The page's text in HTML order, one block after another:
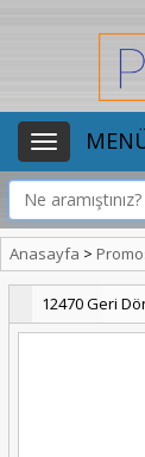
Anasayfa >
12470 Geri